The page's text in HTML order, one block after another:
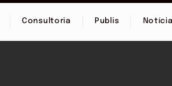
Consultoria Publis